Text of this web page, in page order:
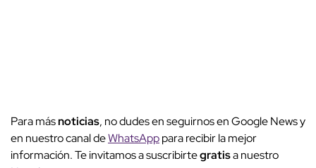
Para másnoticias, no dudes en seguirnos en Google News y
en nuestro canal deWhatsApppara recibir la mejor
información. Te invitamos a suscribirtegratisa nuestro